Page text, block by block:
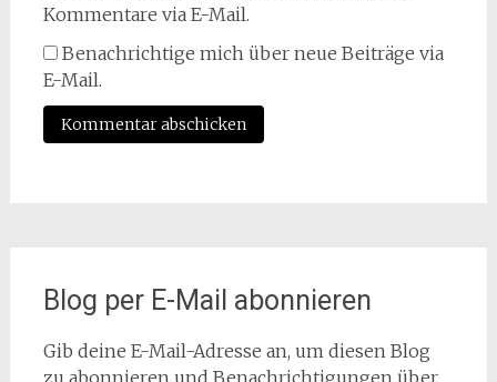
Kommentare via E-Mail.
Benachrichtige mich über neue Beiträge via
E-Mail.
Blog per E-Mail abonnieren
Gib deine E-Mail-Adresse an, um diesen Blog
zu abonnieren und Benachrichtigungen über